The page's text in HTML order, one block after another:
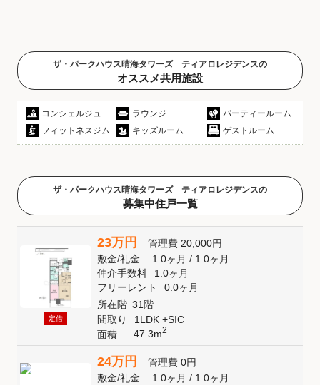
ザ・パークハウス晴海タワーズ ティアロレジデンスの
オススメ共用施設
コンシェルジュ ラウンジ
パーティールーム
フィットネスジム
キッズルーム ゲストルーム
ザ・パークハウス晴海タワーズ ティアロレジデンスの
募集中住戸一覧
定借
23万円 管理費 20,000円
敷金/礼金 1.0ヶ月/ 1.0ヶ月
仲介手数料
1.0ヶ月
フリーレント
0.0ヶ月
所在階 31階
間取り
1LDK +SIC
面積
47.3m2
24万円 管理費 0円
敷金/礼金 1.0ヶ月/ 1.0ヶ月